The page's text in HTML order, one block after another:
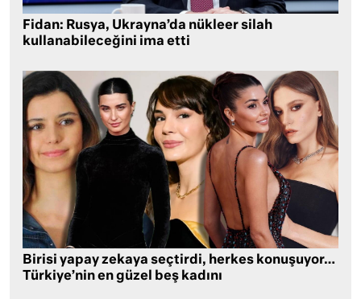
Fidan: Rusya, Ukrayna’da nükleer silah
kullanabileceğini ima etti
Birisi yapay zekaya seçtirdi, herkes konuşuyor…
Türkiye’nin en güzel beş kadını